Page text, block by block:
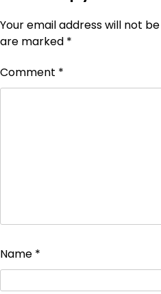
Your email address will not
are marked *
Comment *
Name *